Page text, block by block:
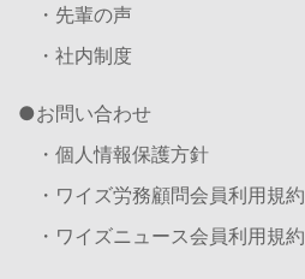
・先輩の声
・社内制度
お問い合わせ
・個人情報保護方針
・ワイズ労務顧問会員利用規約
・ワイズニュース会員利用規約